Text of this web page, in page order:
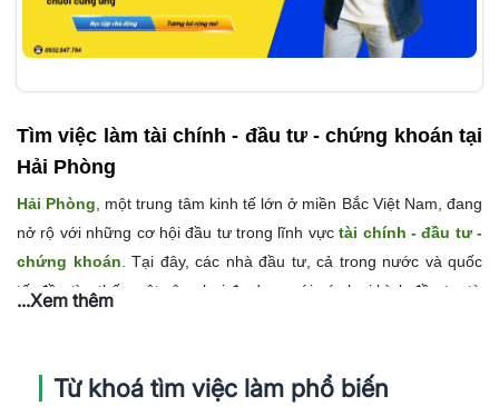
Tìm việc làm tài chính - đầu tư - chứng khoán tại
Hải Phòng
Hải Phòng , một trung tâm kinh tế lớn ở miền Bắc Việt Nam, đang
nở rộ với những cơ hội đầu tư trong lĩnh vựctài chính - đầu tư -
chứng khoán . Tại đây, các nhà đầu tư, cả trong nước và quốc
tế, đều tìm thấy một sân chơi đa dạng với các loại hình đầu tư, từ
ra những phi vụ tài chính lớn, đôi khi quyết định tới sự thay đổi
của toàn bộ nền kinh tế khu vực. Đồng thời, việc làm trong lĩnh
...Xem thêm
Từ khoá tìm việc làm phổ biến